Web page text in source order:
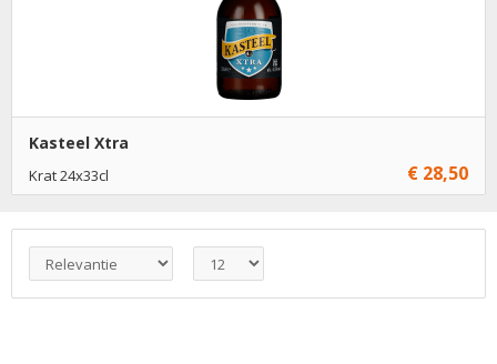
Kasteel Xtra
Krat 24x33cl € 28,50